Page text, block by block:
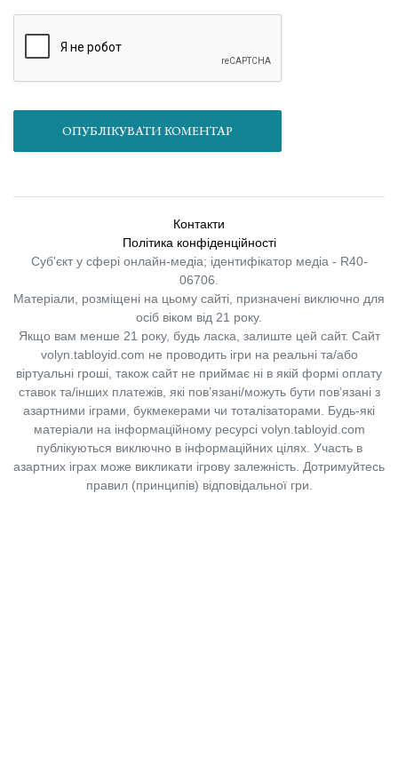
ОПУБЛІКУВАТИ КОМЕНТАР
Контакти
Політика конфіденційності
Суб'єкт у сфері онлайн-медіа; ідентифікатор медіа - R40-
06706.
Матеріали, розміщені на цьому сайті, призначені виключно для
осіб віком від 21 року.
Якщо вам менше 21 року, будь ласка, залиште цей сайт. Сайт
volyn.tabloyid.com не проводить ігри на реальні та/або
віртуальні гроші, також сайт не приймає ні в якій формі оплату
ставок та/інших платежів, які пов’язані/можуть бути пов’язані з
азартними іграми, букмекерами чи тоталізаторами. Будь-які
матеріали на інформаційному ресурсі volyn.tabloyid.com
публікуються виключно в інформаційних цілях. Участь в
азартних іграх може викликати ігрову залежність. Дотримуйтесь
правил (принципів) відповідальної гри.